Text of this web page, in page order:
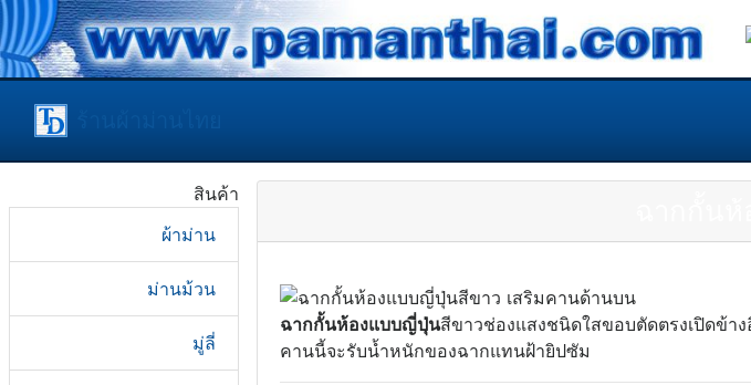
สินค้า
ผ้าม่าน
ม่านม้วน
มู่ลี่
ฉากกั้นห้องแบบญี่ปุ่นสีขาวช่องแสงชนิดใสขอบตัดตรงเปิดข้า
คานนี้จะรับน้ำหนักของฉากแทนฝ้ายิปซัม